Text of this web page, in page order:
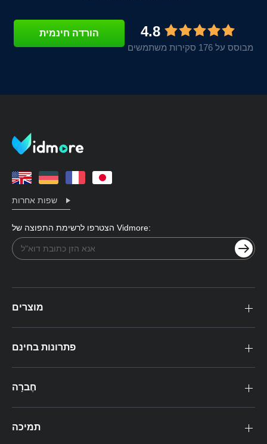
הורדה חינמית 4.8
מבוסס על 176 סקירות משתמשים
שפות אחרות
הצטרפו לרשימת התפוצה של Vidmore:
מוצרים
פתרונות בחינם
חֶברָה
תמיכה